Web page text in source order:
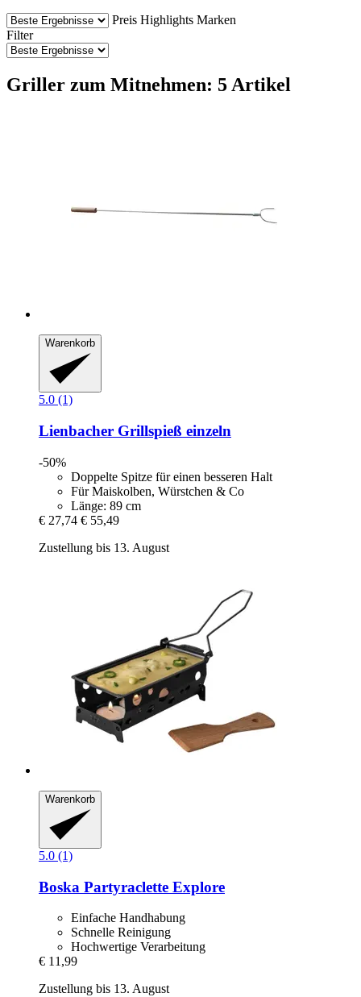
Preis Highlights Marken
Filter
Griller zum Mitnehmen: 5 Artikel
Warenkorb
5.0 (1)
Lienbacher Grillspieß einzeln
-50%
Doppelte Spitze für einen besseren Halt
Für Maiskolben, Würstchen & Co
Länge: 89 cm
€ 27,74 € 55,49
Zustellung bis 13. August
Warenkorb
5.0 (1)
Boska Partyraclette Explore
Einfache Handhabung
Schnelle Reinigung
Hochwertige Verarbeitung
€ 11,99
Zustellung bis 13. August